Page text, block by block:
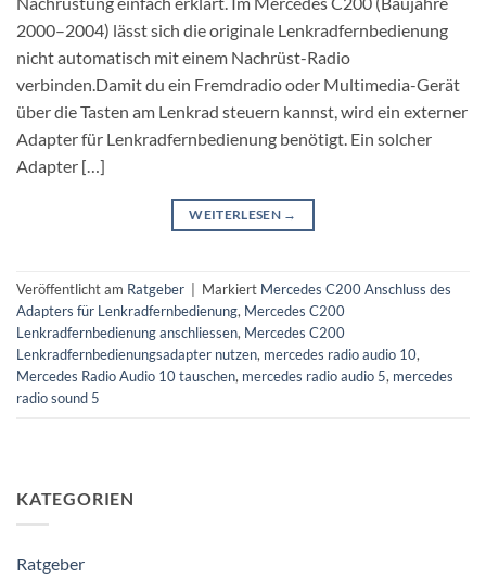
2000–2004) lässt sich die originale Lenkradfernbedienung
nicht automatisch mit einem Nachrüst-Radio
verbinden.Damit du ein Fremdradio oder Multimedia-Gerät
über die Tasten am Lenkrad steuern kannst, wird ein externer
Adapter für Lenkradfernbedienung benötigt. Ein solcher
Adapter […]
WEITERLESEN →
Veröffentlicht am Ratgeber Markiert Mercedes C200 Anschluss des
Adapters für Lenkradfernbedienung, Mercedes C200
Lenkradfernbedienung anschliessen, Mercedes C200
Lenkradfernbedienungsadapter nutzen, mercedes radio audio 10,
Mercedes Radio Audio 10 tauschen, mercedes radio audio 5, mercedes
radio sound 5
KATEGORIEN
Ratgeber